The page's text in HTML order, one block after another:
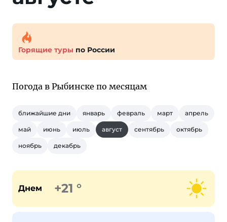
Горящие туры по России
Погода в Рыбинске по месяцам
ближайшие дни январь февраль март апрель
май июнь июль август сентябрь октябрь
ноябрь декабрь
Днем +21 °